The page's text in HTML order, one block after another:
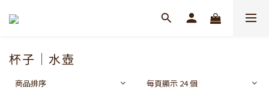
杯子｜水壺
商品排序 每頁顯示 24 個